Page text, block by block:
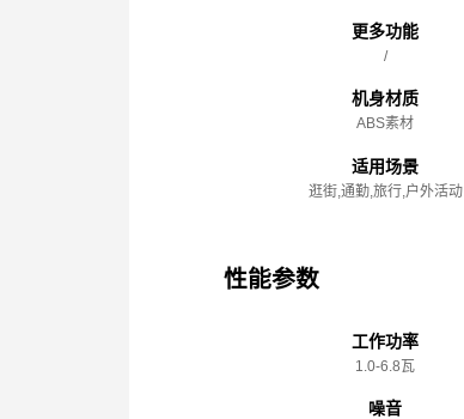
更多功能
/
机身材质
ABS素材
适用场景
逛街,通勤,旅行,户外活动
性能参数
工作功率
1.0-6.8瓦
噪音